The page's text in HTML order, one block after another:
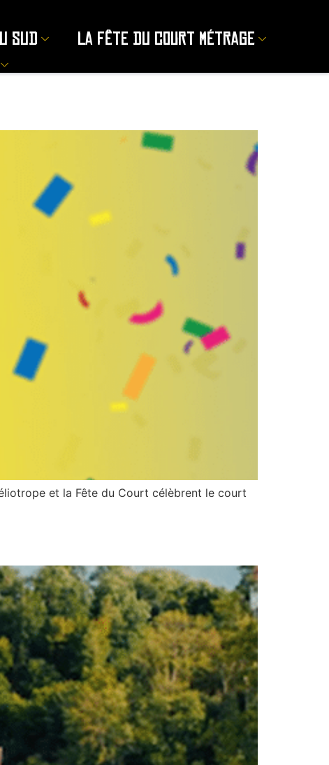
sud
La Fête du court métrage
et la Fête du Court célèbrent le court